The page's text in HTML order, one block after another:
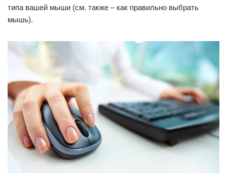
типа вашей мыши (см. также – как правильно выбрать
мышь).